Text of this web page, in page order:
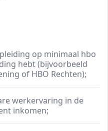
op minimaal hbo
hebt (bijvoorbeeld
of HBO Rechten);
werkervaring in de
inkomen;